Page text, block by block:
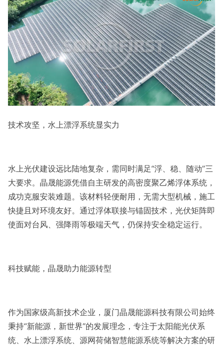
技术攻坚，水上漂浮系统显实力
水上光伏建设远比陆地复杂，需同时满足“浮、稳、随动”三
大要求。晶晟能源凭借自主研发的高密度聚乙烯浮体系统，
成功克服安装难题。该材料轻便耐用，无需大型机械，施工
快捷且对环境友好。通过浮体联接与锚固技术，光伏矩阵即
使面对台风、强降雨等极端天气，仍保持安全稳定运行。
科技赋能，晶晟助力能源转型
作为国家级高新技术企业，厦门晶晟能源科技有限公司始终
秉持“新能源，新世界”的发展理念，专注于太阳能光伏系
统、水上漂浮系统、源网荷储智慧能源系统等解决方案的研